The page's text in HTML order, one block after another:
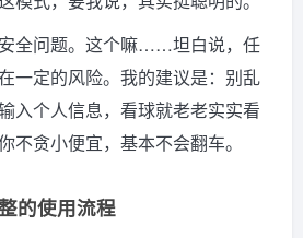
全问题。这个嘛……坦白说，任
一定的风险。我的建议是：别乱
入个人信息，看球就老老实实看
不贪小便宜，基本不会翻车。
的使用流程